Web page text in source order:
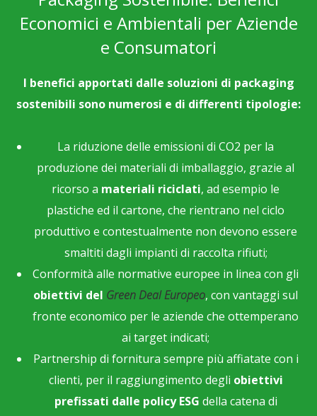
Economici e Ambientali per Aziende
e Consumatori
I benefici apportati dalle soluzioni di packaging
sostenibili sono numerosi e di differenti tipologie:
La riduzione delle emissioni di CO2 per la
produzione dei materiali di imballaggio, grazie al
ricorso a materiali riciclati, ad esempio le
plastiche ed il cartone, che rientrano nel ciclo
produttivo e contestualmente non devono essere
smaltiti dagli impianti di raccolta rifiuti;
Conformità alle normative europee in linea con gli
obiettivi del Green Deal Europeo, con vantaggi sul
fronte economico per le aziende che ottemperano
ai target indicati;
Partnership di fornitura sempre più affiatate con i
clienti, per il raggiungimento degli obiettivi
prefissati dalle policy ESG della catena di